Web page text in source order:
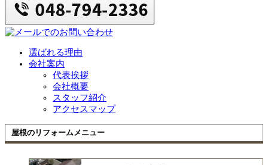
選ばれる理由
会社案内
代表挨拶
会社概要
スタッフ紹介
アクセスマップ
屋根のリフォームメニュー